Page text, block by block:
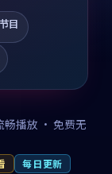
目
畅播放 · 免费无
每日更新